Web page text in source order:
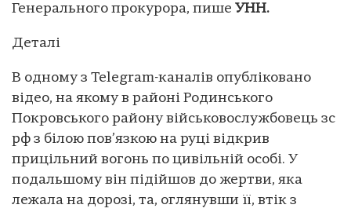
Генерального прокурора, пише УНН.
Деталі
В одному з Telegram-каналів опубліковано
відео, на якому в районі Родинського
Покровського району військовослужбовець зс
рф з білою пов’язкою на руці відкрив
прицільний вогонь по цивільній особі. У
подальшому він підійшов до жертви, яка
лежала на дорозі, та, оглянувши її, втік з